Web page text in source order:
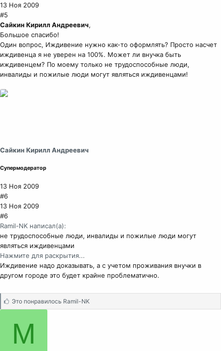
13 Ноя 2009
#5
Сайкин Кирилл Андреевич,
Большое спасибо!
Один вопрос, Иждивение нужно как-то оформлять? Просто насчет
иждивенца я не уверен на 100%. Может ли внучка быть
иждивенцем? По моему только не трудоспособные люди,
инвалиды и пожилые люди могут являться иждивенцами!
Сайкин Кирилл Андреевич
Супермодератор
13 Ноя 2009
#6
13 Ноя 2009
#6
Ramil-NK написал(а):
не трудоспособные люди, инвалиды и пожилые люди могут
являться иждивенцами
Нажмите для раскрытия...
Иждивение надо доказывать, а с учетом проживания внучки в
другом городе это будет крайне проблематично.
С
и
Это понравилось Ramil-NK
М